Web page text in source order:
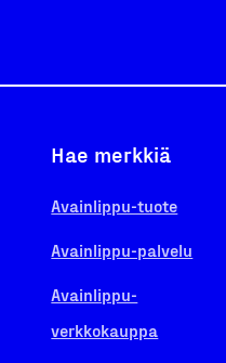
Hae merkkiä
Avainlippu-tuote
Avainlippu-palvelu
Avainlippu-
verkkokauppa